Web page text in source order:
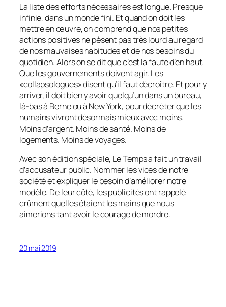
La liste des efforts nécessaires est longue. Presque
infinie, dans un monde fini. Et quand on doit les
mettre en œuvre, on comprend que nos petites
actions positives ne pèsent pas très lourd au regard
de nos mauvaises habitudes et de nos besoins du
quotidien. Alors on se dit que c’est la faute d’en haut.
Que les gouvernements doivent agir.Les
«collapsologues»disent qu’il faut décroître. Et pour y
arriver, il doit bien y avoir quelqu’un dans un bureau,
là-bas à Berne ou à New York, pour décréter que les
humains vivront désormais mieux avec moins.
Moins d’argent. Moins de santé. Moins de
logements. Moins de voyages.
Avec son édition spéciale, Le Tempsa fait un travail
d’accusateur public. Nommer les vices de notre
société et expliquer le besoin d’améliorer notre
modèle. De leur côté, les publicités ont rappelé
crûment quelles étaient les mains que nous
aimerions tant avoir le courage de mordre.
20 mai 2019